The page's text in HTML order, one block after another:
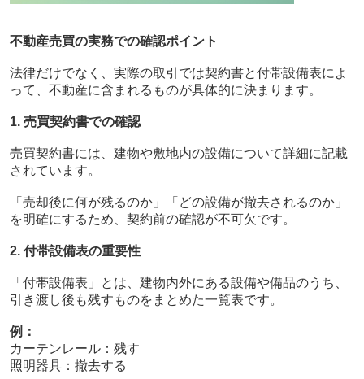
不動産売買の実務での確認ポイント
法律だけでなく、実際の取引では契約書と付帯設備表によ
って、不動産に含まれるものが具体的に決まります。
1. 売買契約書での確認
売買契約書には、建物や敷地内の設備について詳細に記載
されています。
「売却後に何が残るのか」「どの設備が撤去されるのか」
を明確にするため、契約前の確認が不可欠です。
2. 付帯設備表の重要性
「付帯設備表」とは、建物内外にある設備や備品のうち、
引き渡し後も残すものをまとめた一覧表です。
例：
カーテンレール：残す
照明器具：撤去する